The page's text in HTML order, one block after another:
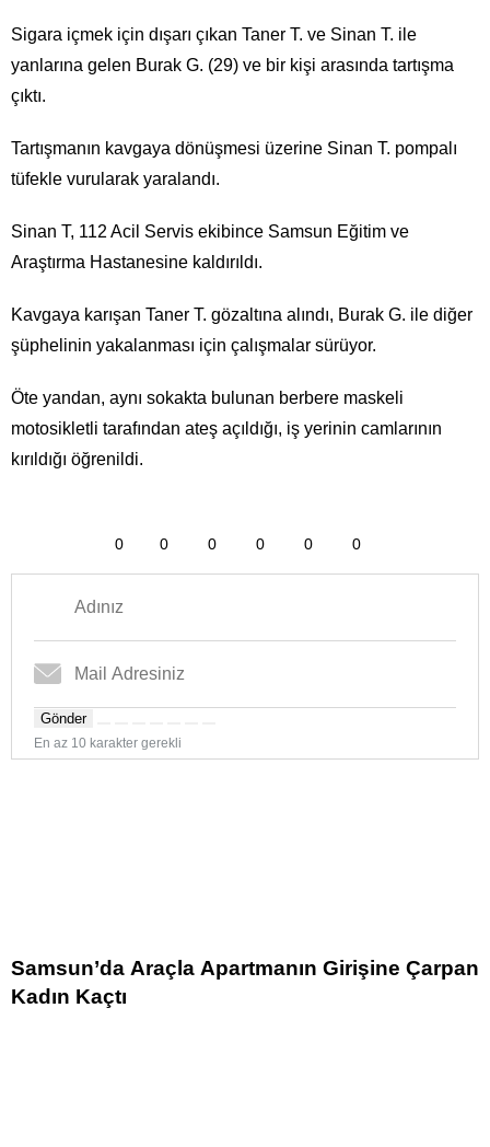
Sigara içmek için dışarı çıkan Taner T. ve Sinan T. ile
yanlarına gelen Burak G. (29) ve bir kişi arasında tartışma
çıktı.
Tartışmanın kavgaya dönüşmesi üzerine Sinan T. pompalı
tüfekle vurularak yaralandı.
Sinan T, 112 Acil Servis ekibince Samsun Eğitim ve
Araştırma Hastanesine kaldırıldı.
Kavgaya karışan Taner T. gözaltına alındı, Burak G. ile diğer
şüphelinin yakalanması için çalışmalar sürüyor.
Öte yandan, aynı sokakta bulunan berbere maskeli
motosikletli tarafından ateş açıldığı, iş yerinin camlarının
kırıldığı öğrenildi.
0 0 0 0 0 0
Gönder
En az 10 karakter gerekli
Samsun’da Araçla Apartmanın Girişine Çarpan
Kadın Kaçtı